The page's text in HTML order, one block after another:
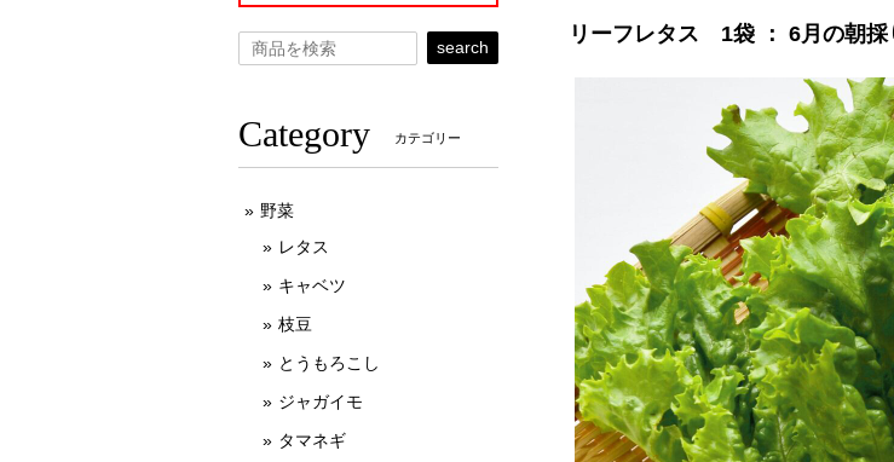
リーフレタス 1袋 ： 6月の朝
search
Category カテゴリー
野菜
レタス
キャベツ
枝豆
とうもろこし
ジャガイモ
タマネギ